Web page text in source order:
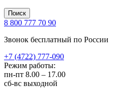
Поиск
8 800 777 70 90
Звонок бесплатный по России
+7 (4722) 777-090
Режим работы:
пн-пт 8.00 – 17.00
сб-вс выходной